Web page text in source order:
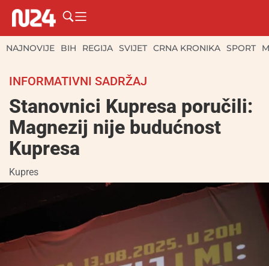
NAJNOVIJE BIH REGIJA SVIJET CRNA KRONIKA SPORT
INFORMATIVNI SADRŽAJ
Stanovnici Kupresa poručili:
Magnezij nije budućnost
Kupresa
Kupres